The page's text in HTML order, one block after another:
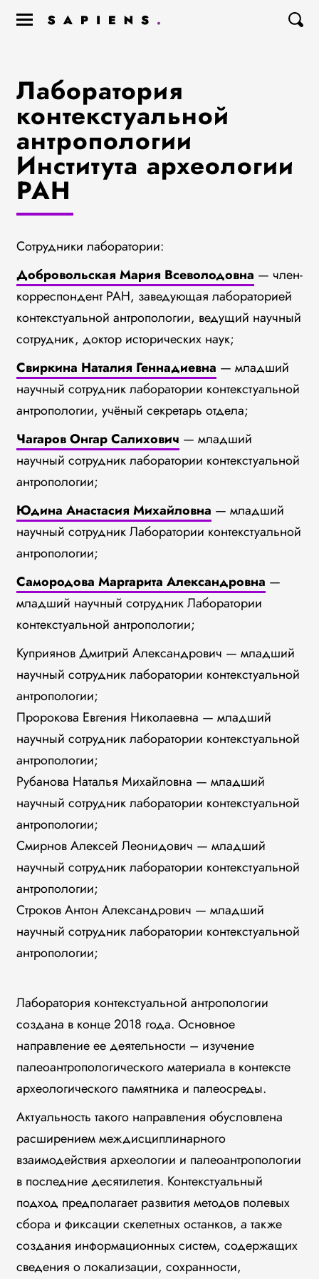
Лаборатория
контекстуальной
антропологии
Института археологии
РАН
Сотрудники лаборатории:
Добровольская Мария Всеволодовна — член-
корреспондент РАН, заведующая лабораторией
контекстуальной антропологии, ведущий научный
сотрудник, доктор исторических наук;
Свиркина Наталия Геннадиевна — младший
научный сотрудник лаборатории контекстуальной
антропологии, учёный секретарь отдела;
Чагаров Онгар Салихович — младший
научный сотрудник лаборатории контекстуальной
антропологии;
Юдина Анастасия Михайловна — младший
научный сотрудник Лаборатории контекстуальной
антропологии;
Самородова Маргарита Александровна —
младший научный сотрудник Лаборатории
контекстуальной антропологии;
Куприянов Дмитрий Александрович — младший
научный сотрудник лаборатории контекстуальной
антропологии;
Пророкова Евгения Николаевна — младший
научный сотрудник лаборатории контекстуальной
антропологии;
Рубанова Наталья Михайловна — младший
научный сотрудник лаборатории контекстуальной
антропологии;
Смирнов Алексей Леонидович — младший
научный сотрудник лаборатории контекстуальной
антропологии;
Строков Антон Александрович — младший
научный сотрудник лаборатории контекстуальной
антропологии;
Лаборатория контекстуальной антропологии
создана в конце 2018 года. Основное
направление ее деятельности – изучение
палеоантропологического материала в контексте
археологического памятника и палеосреды.
Актуальность такого направления обусловлена
расширением междисциплинарного
взаимодействия археологии и палеоантропологии
в последние десятилетия. Контекстуальный
подход предполагает развития методов полевых
сбора и фиксации скелетных останков, а также
создания информационных систем, содержащих
сведения о локализации, сохранности,